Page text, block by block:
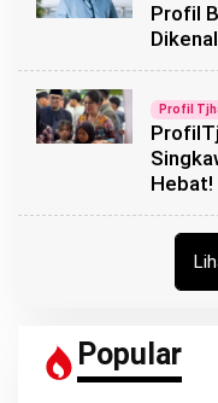
Profil
Profil
Hebat!
Popular